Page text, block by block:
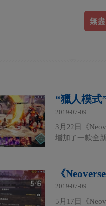
無
“獵人模式
2019-07-09
3月22日《
增加了一款全
《
2019-07-09
5月17日《